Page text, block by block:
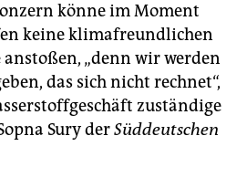
könne im Moment
keine klimafreundlichen
„denn wir werden
das sich nicht rechnet“,
zuständige
Sury derSüddeutschen